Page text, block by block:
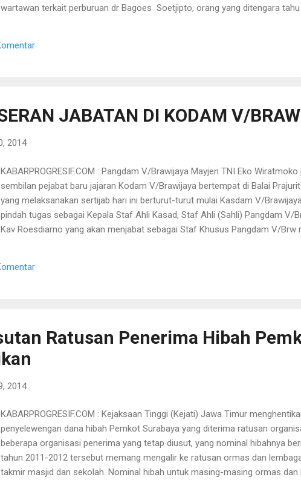
wartawan terkait perburuan dr Bagoes Soetjipto, orang yang ditengara
Jatim ini tidak banyak diketahuinya. “Soal dr Bagoes tanya Pak Aspidsus,”
JABATAN DI KODAM V/
2014
KABARPROGRESIF.COM : Pangdam V/Brawijaya Mayjen TNI Eko
sembilan pejabat baru jajaran Kodam V/Brawijaya bertempat di Balai
yang melaksanakan sertijab hari ini berturut-turut mulai Kasdam V/
pindah tugas sebagai Kepala Staf Ahli Kasad, Staf Ahli (Sahli) Pangdam V/
Kav Roesdiarno yang akan menjabat sebagai Staf Khusus Pangdam V/Brw
IV/Diponegoro akan menyerahkan tugas dan tanggung jawab kepada
Ratusan Penerima Hibah
2014
KABARPROGRESIF.COM : Kejaksaan Tinggi (Kejati) Jawa Timur
penyelewengan dana hibah Pemkot Surabaya yang diterima ratusan
beberapa organisasi penerima yang tetap diusut, yang nominal hibahnya
tahun 2011-2012 tersebut memang mengalir ke ratusan ormas dan
takmir masjid dan sekolah. Nominal hibah untuk masing-masing ormas dan